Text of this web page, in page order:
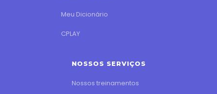
Meu Dicionário
CPLAY
NOSSOS SERVIÇOS
Nossos treinamentos